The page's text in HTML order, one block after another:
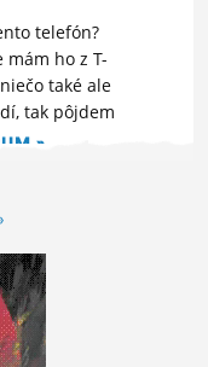
telefón?
ho z T-
také ale
tak pôjdem
»